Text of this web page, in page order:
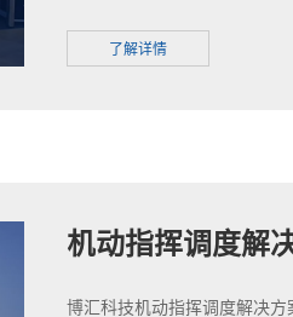
了解详情
机动指挥调度解
博汇科技机动指挥调度解决